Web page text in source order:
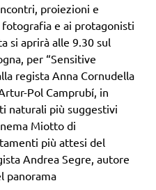
proiezioni e
e ai protagonisti
si aprirà alle 9.30 sul
per “Sensitive
regista Anna Cornudella
Pol Camprubí, in
naturali più suggestivi
Miotto di
più attesi del
Andrea Segre, autore
panorama